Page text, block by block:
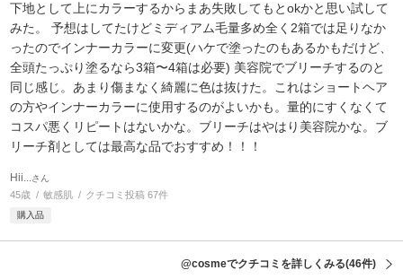
下地として上にカラーするからまあ失敗してもとokかと思い試して
みた。 予想はしてたけどミディアム毛量多め全く2箱では足りなか
ったのでインナーカラーに変更(ハケで塗ったのもあるかもだけど、
全頭たっぷり塗るなら3箱〜4箱は必要) 美容院でブリーチするのと
同じ感じ。あまり傷まなく綺麗に色は抜けた。これはショートヘア
の方やインナーカラーに使用するのがよいかも。量的にすくなくて
コスパ悪くリピートはないかな。ブリーチはやはり美容院かな。ブ
リーチ剤としては最高な品でおすすめ！！！
Hii...さん
45歳 敏感肌 クチコミ投稿 67件
購入品
@cosmeでクチコミを詳しくみる(46件)